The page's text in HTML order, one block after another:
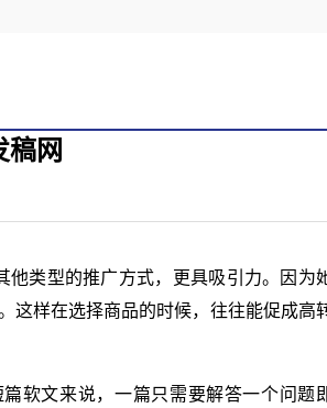
稿网
他类型的推广方式，更具吸引力。因为
这样在选择商品的时候，往往能促成高
软文来说，一篇只需要解答一个问题